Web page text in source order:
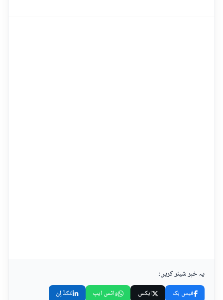
یہ خبر شیئر کریں:
فیس بک ایکس واٹس ایپ لنکڈ اِن